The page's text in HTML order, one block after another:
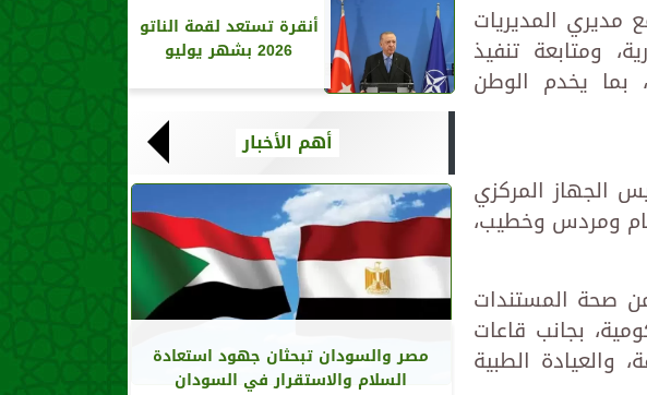
مديري المديريات
ومتابعة تنفيذ
بما يخدم الوطن
الجهاز المركزي
المتقدمين في مسابقة شغل 1000 وظيفة إمام ومردس وخطيب،
صحة المستندات
بجانب قاعات
والعيادة الطبية
أنقرة تستعد لقمة الناتو
2026 بشهر يوليو
أهم الأخبار
مصر والسودان تبحثان جهود استعادة
السلام والاستقرار في السودان